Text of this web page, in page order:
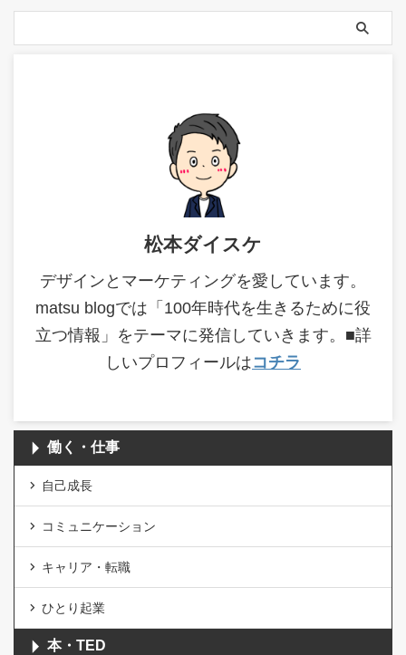
松本ダイスケ
デザインとマーケティングを愛しています。
matsu blogでは「100年時代を生きるために役
立つ情報」をテーマに発信していきます。■詳
しいプロフィールはコチラ
働く・仕事
自己成長
コミュニケーション
キャリア・転職
ひとり起業
本・TED